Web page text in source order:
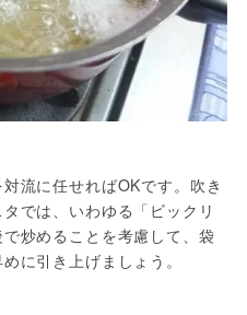
流に任せればOKです。吹き
では、いわゆる「ビックリ
炒めることを考慮して、袋
に引き上げましょう。